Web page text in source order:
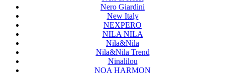
Nero Giardini
New Italy
NEXPERO
NILA NILA
Nila&Nila
Nila&Nila Trend
Ninalilou
NOA HARMON